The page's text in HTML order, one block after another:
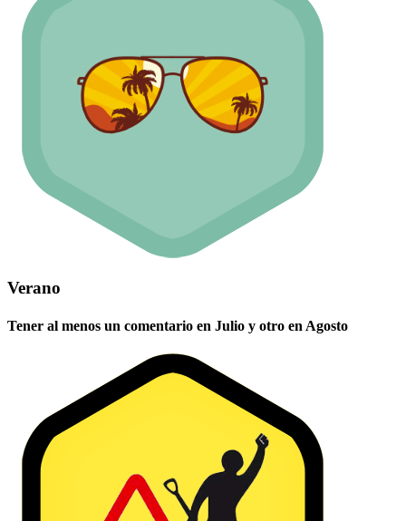
Verano
Tener al menos un comentario en Julio y otro en Agosto